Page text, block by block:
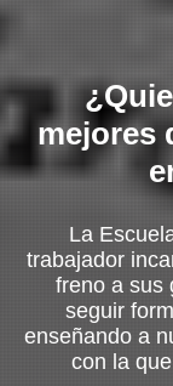
mejores
La
trabajador
freno a sus
seguir
enseñando a
con la